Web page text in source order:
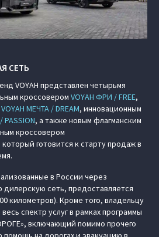
СЕТЬ
VOYAH представлен четырьмя
кроссовером VOYAH ФРИ / FREE,
VOYAH МЕЧТА / DREAM, инновационным
PASSION, а также новым флагманским
кроссовером
который готовится к старту продаж в
в России через
сеть, предоставляется
километров). Кроме того, владельцу
спектр услуг в рамках программы
включающий помимо прочего